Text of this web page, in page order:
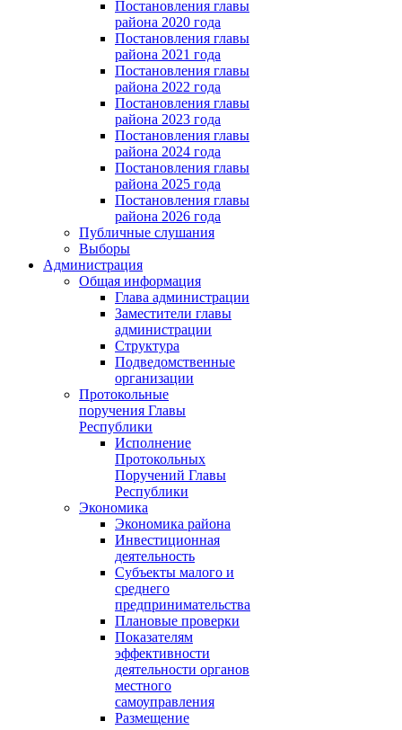
Постановления главы
района 2020 года
Постановления главы
района 2021 года
Постановления главы
района 2022 года
Постановления главы
района 2023 года
Постановления главы
района 2024 года
Постановления главы
района 2025 года
Постановления главы
района 2026 года
Публичные слушания
Выборы
Администрация
Общая информация
Глава администрации
Заместители главы
администрации
Структура
Подведомственные
организации
Протокольные
поручения Главы
Республики
Исполнение
Протокольных
Поручений Главы
Республики
Экономика
Экономика района
Инвестиционная
деятельность
Субъекты малого и
среднего
предпринимательства
Плановые проверки
Показателям
эффективности
деятельности органов
местного
самоуправления
Размещение